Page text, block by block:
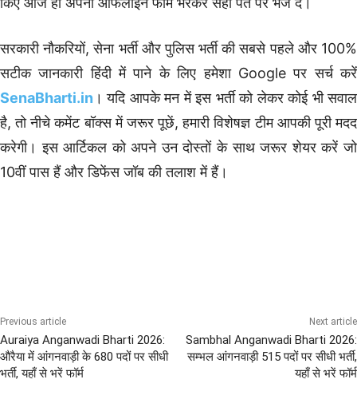
सरकारी नौकरियों, सेना भर्ती और पुलिस भर्ती की सबसे पहले और 100%
सटीक जानकारी हिंदी में पाने के लिए हमेशा Google पर सर्च करें
SenaBharti.in । यदि आपके मन में इस भर्ती को लेकर कोई भी सवाल
है, तो नीचे कमेंट बॉक्स में जरूर पूछें, हमारी विशेषज्ञ टीम आपकी पूरी मदद
करेगी। इस आर्टिकल को अपने उन दोस्तों के साथ जरूर शेयर करें जो
10वीं पास हैं और डिफेंस जॉब की तलाश में हैं।
Previous article
Auraiya Anganwadi Bharti 2026:
औरैया में आंगनवाड़ी के 680 पदों पर सीधी
भर्ती, यहाँ से भरें फॉर्म
Next article
Sambhal Anganwadi Bharti 2026:
सम्भल आंगनवाड़ी 515 पदों पर सीधी भर्ती,
यहाँ से भरें फॉर्म